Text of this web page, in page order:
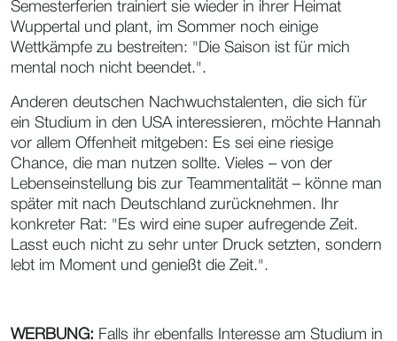
Semesterferien trainiert sie wieder in ihrer Heimat
Wuppertal und plant, im Sommer noch einige
Wettkämpfe zu bestreiten: "Die Saison ist für mich
mental noch nicht beendet.".
Anderen deutschen Nachwuchstalenten, die sich für
ein Studium in den USA interessieren, möchte Hannah
vor allem Offenheit mitgeben: Es sei eine riesige
Chance, die man nutzen sollte. Vieles – von der
Lebenseinstellung bis zur Teammentalität – könne man
später mit nach Deutschland zurücknehmen. Ihr
konkreter Rat: "Es wird eine super aufregende Zeit.
Lasst euch nicht zu sehr unter Druck setzten, sondern
lebt im Moment und genießt die Zeit.".
WERBUNG: Falls ihr ebenfalls Interesse am Studium in